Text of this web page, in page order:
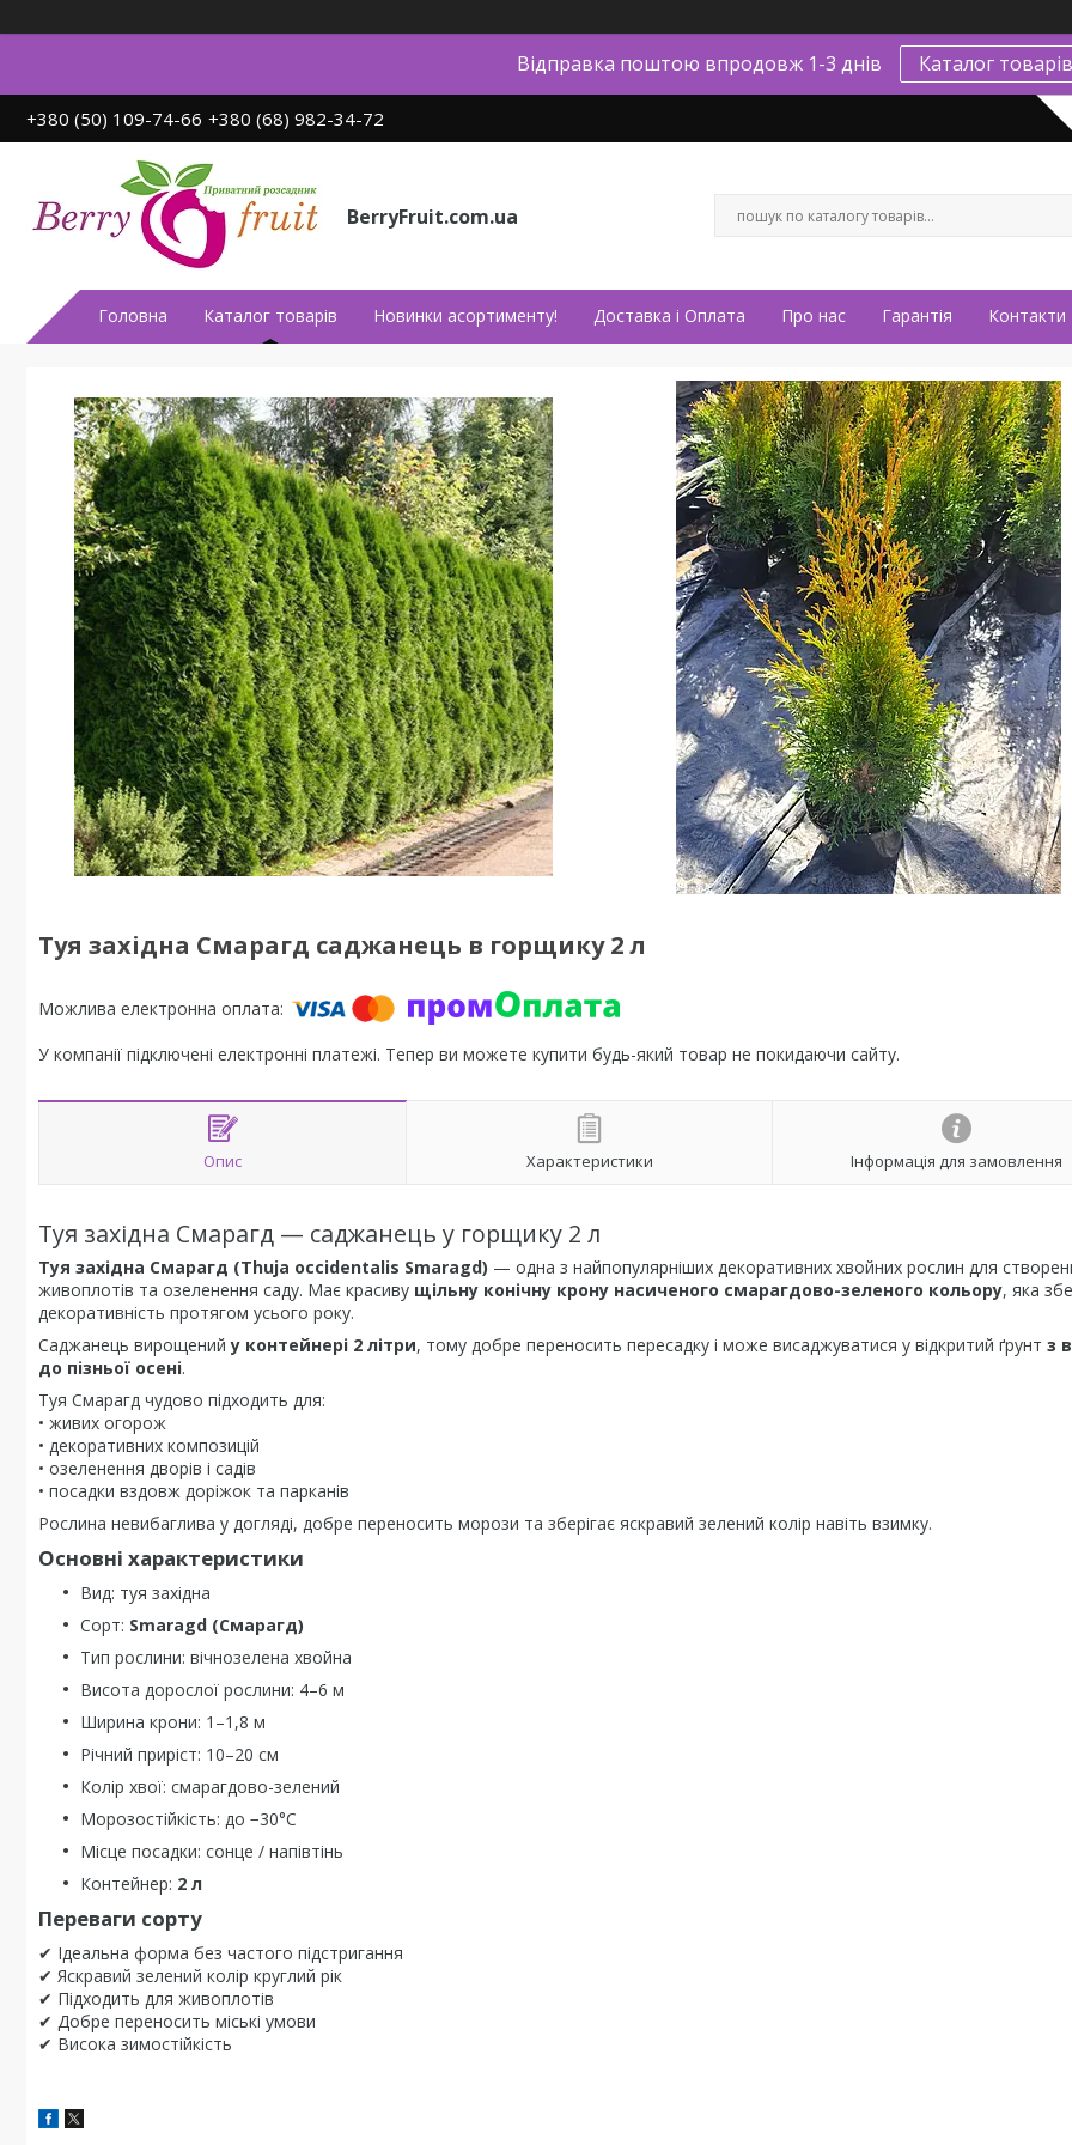
Відправка поштою впродовж 1-3 днів Каталог товарів
+380 (50) 109-74-66 +380 (68) 982-34-72
BerryFruit.com.ua
Головна Каталог товарів Новинки асортименту! Доставка і Оплата Про нас Гарантія Контакти
Туя західна Смарагд саджанець в горщику 2 л
У компанії підключені електронні платежі. Тепер ви можете купити будь-який товар не покидаючи сайту.
Опис Характеристики Інформація для замовлення
Туя західна Смарагд — саджанець у горщику 2 л
Туя західна Смарагд (Thuja occidentalis Smaragd) — одна з найпопулярніших декоративних хвойних рослин для
живоплотів та озеленення саду. Має красиву щільну конічну крону насиченого смарагдово-зеленого кольору, яка
декоративність протягом усього року.
Саджанець вирощенийу контейнері 2 літри, тому добре переносить пересадку і може висаджуватися у відкритий ґрунт з
до пізньої осені.
Туя Смарагд чудово підходить для:
• живих огорож
• декоративних композицій
• озеленення дворів і садів
• посадки вздовж доріжок та парканів
Рослина невибаглива у догляді, добре переносить морози та зберігає яскравий зелений колір навіть взимку.
Основні характеристики
Вид: туя західна
Сорт: Smaragd (Смарагд)
Тип рослини: вічнозелена хвойна
Висота дорослої рослини: 4–6 м
Ширина крони: 1–1,8 м
Річний приріст: 10–20 см
Колір хвої: смарагдово-зелений
Морозостійкість: до −30°C
Місце посадки: сонце / напівтінь
Контейнер: 2 л
Переваги сорту
✔ Ідеальна форма без частого підстригання
✔ Яскравий зелений колір круглий рік
✔ Підходить для живоплотів
✔ Добре переносить міські умови
✔ Висока зимостійкість